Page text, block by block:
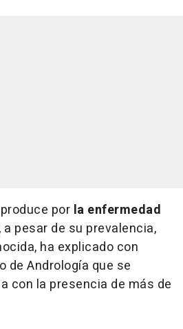
por la enfermedad
a pesar de su prevalencia,
ha explicado con
de Andrología que se
con la presencia de más de